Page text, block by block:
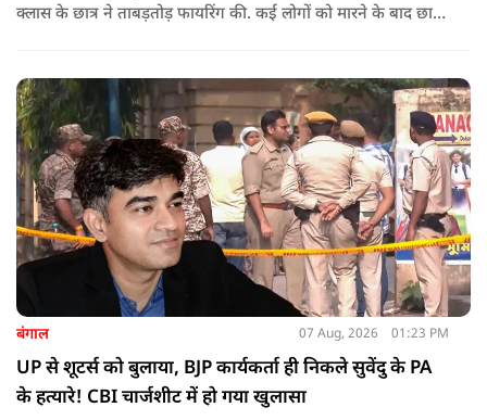
क्लास के छात्र ने ताबड़तोड़ फायरिंग की. कई लोगों को मारने के बाद छात्र
बंगाल 07 Aug, 2026 01:23 PM
UP से शूटर्स को बुलाया, BJP कार्यकर्ता ही निकले सुवेंदु के PA
के हत्यारे! CBI चार्जशीट में हो गया खुलासा